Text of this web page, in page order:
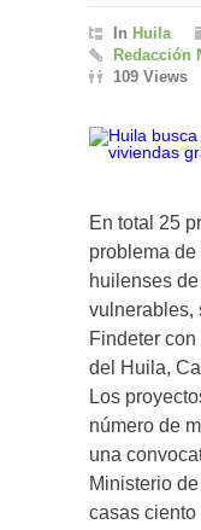
In Huila
Redacción
109 Views
En total 25
problema
huilenses
vulnerables,
Findeter
del Huila,
Los
número de
una
Ministerio
casas